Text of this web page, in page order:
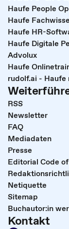
Haufe People
Haufe
Haufe HR-
Haufe Digitale
Advolux
Haufe
rudolf.ai - Haufe
RSS
Newsletter
FAQ
Mediadaten
Presse
Editorial Code
Netiquette
Sitemap
Buchautor:in
Kontakt